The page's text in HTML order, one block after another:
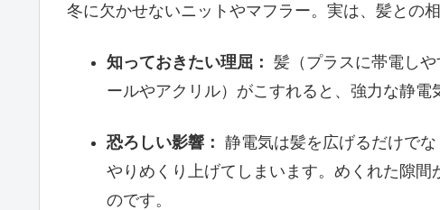
冬に欠かせないニットやマフラー。実は、髪との
知っておきたい理屈： 髪（プラスに帯電し
ールやアクリル）がこすれると、強力な静電
恐ろしい影響： 静電気は髪を広げるだけで
やりめくり上げてしまいます。めくれた隙
のです。